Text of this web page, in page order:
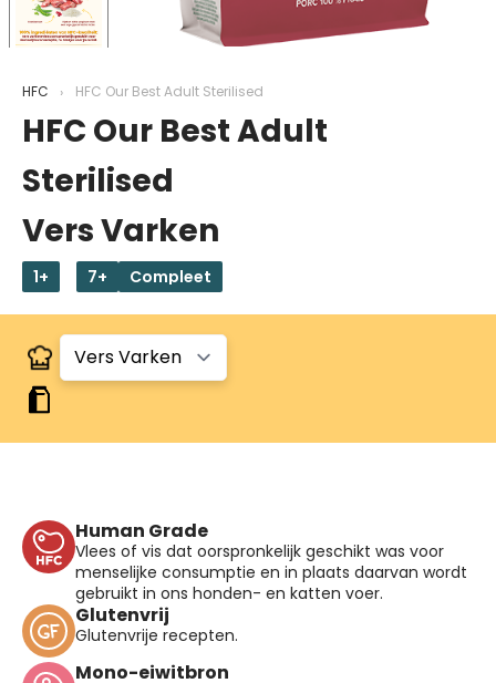
HFC HFC Our Best Adult Sterilised
HFC Our Best Adult
Sterilised
Vers Varken
1+ 7+ Compleet
Human Grade
Vlees of vis dat oorspronkelijk geschikt was voor
menselijke consumptie en in plaats daarvan wordt
gebruikt in ons honden- en katten voer.
Glutenvrij
Glutenvrije recepten.
Mono-eiwitbron